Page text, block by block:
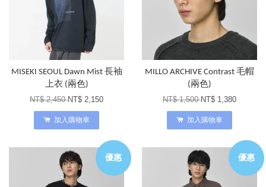
MISEKI SEOUL Dawn Mist 長袖
上衣 (兩色)
NT$ 2,450NT$ 2,150
加入購物車
MILLO ARCHIVE Contrast 毛帽
(兩色)
NT$ 1,500NT$ 1,380
加入購物車
優惠 優惠